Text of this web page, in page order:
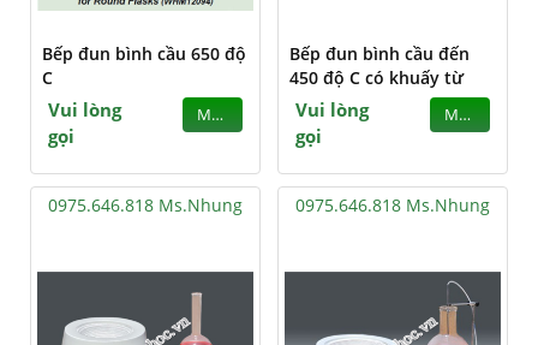
Bếp đun bình cầu 650 độ
C
Vui lòng
gọi
MUA
Bếp đun bình cầu đến
450 độ C có khuấy từ
Vui lòng
gọi
MUA
0975.646.818 Ms.Nhung 0975.646.818 Ms.Nhung